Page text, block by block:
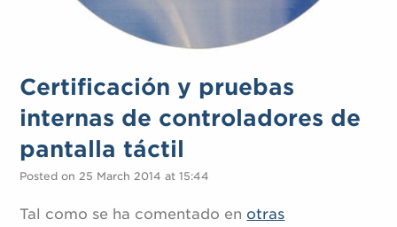
Certificación y pruebas
internas de controladores de
pantalla táctil
Posted on 25 March 2014 at 15:44
Tal como se ha comentado en otras